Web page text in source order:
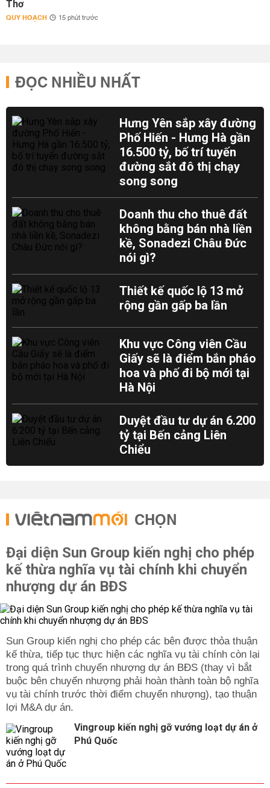
Thơ
QUY HOẠCH 15 phút trước
ĐỌC NHIỀU NHẤT
Hưng Yên sắp xây đường
Phố Hiến - Hưng Hà gần
16.500 tỷ, bố trí tuyến
đường sắt đô thị chạy
song song
Doanh thu cho thuê đất
không bằng bán nhà liền
kề, Sonadezi Châu Đức
nói gì?
Thiết kế quốc lộ 13 mở
rộng gần gấp ba lần
Khu vực Công viên Cầu
Giấy sẽ là điểm bắn pháo
hoa và phố đi bộ mới tại
Hà Nội
Duyệt đầu tư dự án 6.200
tỷ tại Bến cảng Liên
Chiểu
CHỌN
Đại diện Sun Group kiến nghị cho phép
kế thừa nghĩa vụ tài chính khi chuyển
nhượng dự án BĐS
Sun Group kiến nghị cho phép các bên được thỏa thuận
kế thừa, tiếp tục thực hiện các nghĩa vụ tài chính còn lại
trong quá trình chuyển nhượng dự án BĐS (thay vì bắt
buộc bên chuyển nhượng phải hoàn thành toàn bộ nghĩa
vụ tài chính trước thời điểm chuyển nhượng), tạo thuận
lợi M&A dự án.
Vingroup kiến nghị gỡ vướng loạt dự án ở
Phú Quốc